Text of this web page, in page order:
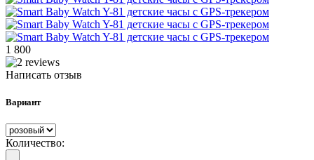
1 800
Написать отзыв
Вариант
Количество: